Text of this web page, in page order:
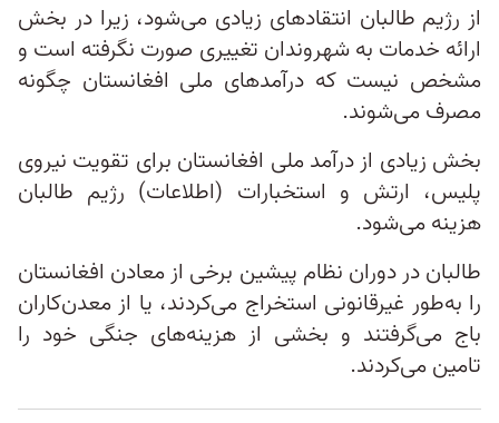
از رژیم طالبان انتقادهای زیادی می‌شود، زیرا در بخش
ارائه خدمات به شهروندان تغییری صورت نگرفته است و
مشخص نیست که درآمدهای ملی افغانستان چگونه
مصرف می‌شوند.
بخش زیادی از درآمد ملی افغانستان برای تقویت نیروی
پلیس، ارتش و استخبارات (اطلاعات) رژیم طالبان
هزینه می‌شود.
طالبان در دوران نظام پیشین برخی از معادن افغانستان
را به‌طور غیرقانونی استخراج می‌کردند، یا از معدن‌کاران
باج می‌گرفتند و بخشی از هزینه‌های جنگی خود را
تامین می‌کردند.